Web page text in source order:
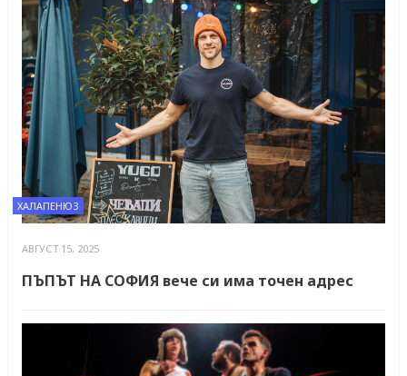
ХАЛАПЕНЮЗ
АВГУСТ 15, 2025
ПЪПЪТ НА СОФИЯ вече си има точен адрес